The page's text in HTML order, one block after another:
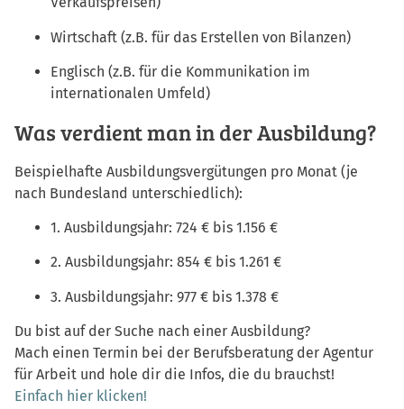
Wirtschaft (z.B. für das Erstellen von Bilanzen)
Englisch (z.B. für die Kommunikation im
internationalen Umfeld)
Was verdient man in der Ausbildung?
Beispielhafte Ausbildungsvergütungen pro Monat (je
nach Bundesland unterschiedlich):
1. Ausbildungsjahr: 724 € bis 1.156 €
2. Ausbildungsjahr: 854 € bis 1.261 €
3. Ausbildungsjahr: 977 € bis 1.378 €
Du bist auf der Suche nach einer Ausbildung?
Mach einen Termin bei der Berufsberatung der Agentur
für Arbeit und hole dir die Infos, die du brauchst!
Einfach hier klicken!